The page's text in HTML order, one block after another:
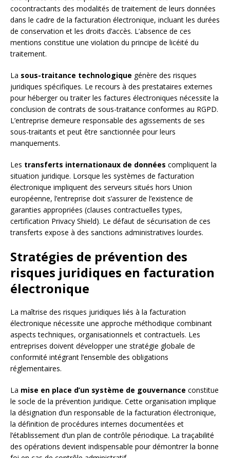
cocontractants des modalités de traitement de leurs données
dans le cadre de la facturation électronique, incluant les durées
de conservation et les droits d’accès. L’absence de ces
mentions constitue une violation du principe de licéité du
traitement.
La sous-traitance technologique génère des risques
juridiques spécifiques. Le recours à des prestataires externes
pour héberger ou traiter les factures électroniques nécessite la
conclusion de contrats de sous-traitance conformes au RGPD.
L’entreprise demeure responsable des agissements de ses
sous-traitants et peut être sanctionnée pour leurs
manquements.
Les transferts internationaux de données compliquent la
situation juridique. Lorsque les systèmes de facturation
électronique impliquent des serveurs situés hors Union
européenne, l’entreprise doit s’assurer de l’existence de
garanties appropriées (clauses contractuelles types,
certification Privacy Shield). Le défaut de sécurisation de ces
transferts expose à des sanctions administratives lourdes.
Stratégies de prévention des
risques juridiques en facturation
électronique
La maîtrise des risques juridiques liés à la facturation
électronique nécessite une approche méthodique combinant
aspects techniques, organisationnels et contractuels. Les
entreprises doivent développer une stratégie globale de
conformité intégrant l’ensemble des obligations
réglementaires.
La mise en place d’un système de gouvernance constitue
le socle de la prévention juridique. Cette organisation implique
la désignation d’un responsable de la facturation électronique,
la définition de procédures internes documentées et
l’établissement d’un plan de contrôle périodique. La traçabilité
des opérations devient indispensable pour démontrer la bonne